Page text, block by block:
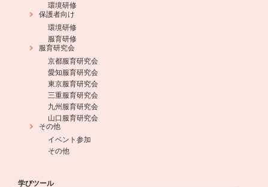
環境研修
保護者向け
環境研修
服育研修
服育研究会
京都服育研究会
愛知服育研究会
東京服育研究会
三重服育研究会
九州服育研究会
山口服育研究会
その他
イベント参加
その他
学びツール